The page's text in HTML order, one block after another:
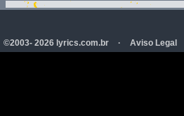
©2003- 2026 lyrics.com.br · Aviso Legal